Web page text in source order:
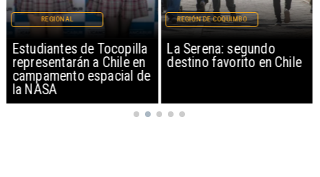
Estudiantes de Tocopilla
representarán a Chile en
campamento espacial de
la NASA
REGIONAL
La Serena: segundo
destino favorito en Chile
REGIÓN DE COQUIMBO